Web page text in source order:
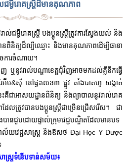
ជម្ងឺរោគស្រ្តីដ៏មានគុណភាព
ជម្ងឺរោគស្ត្រី បងប្អូនស្ត្រីត្រូវការស្វែងយល់ និង
នពិនិត្យដ៏ល្បីឈ្មោះ និងមានគុណភាពដើម្បីធានា
ការចំណាយ។
នូវរាល់បណ្តាខេត្តជុំវិញអាចមកដល់គ្លីនីកធ្វើ
ៃអឹម&ស៊ី នៅផ្ទះលេខ៣ ផ្លូវ តាំងបាតហូ សង្កាត់
ាអាសយដ្ឋានពិនិត្យ និងព្យាបាលនូវរាល់រោគ
ត្រូវបានបងប្អូនស្ត្រីជាច្រើនជ្រើសរើស។ ជា
ានជួបដោយផ្ទាល់ក្រុមវេជ្ជបណ្ឌិតដែលមានបទ
ល័យវេជ្ជសាស្ត្រ និងឱសថ Đại Học Y Dược
ាស្ត្រទំនើបទាន់សម័យ៖